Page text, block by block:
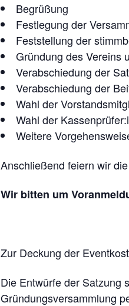
Begrüßung
Festlegung der
Feststellung der
Gründung des Vereins
Verabschiedung der
Verabschiedung der
Wahl der
Wahl der
Weitere
Anschließend feiern wir
Wir bitten um
Zur Deckung der
Die Entwürfe der Satzung
Gründungsversammlung